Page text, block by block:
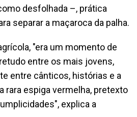
desfolhada –, prática
separar a maçaroca da palha.
"era um momento de
entre os mais jovens,
entre cânticos, histórias e a
rara espiga vermelha, pretexto
explica a